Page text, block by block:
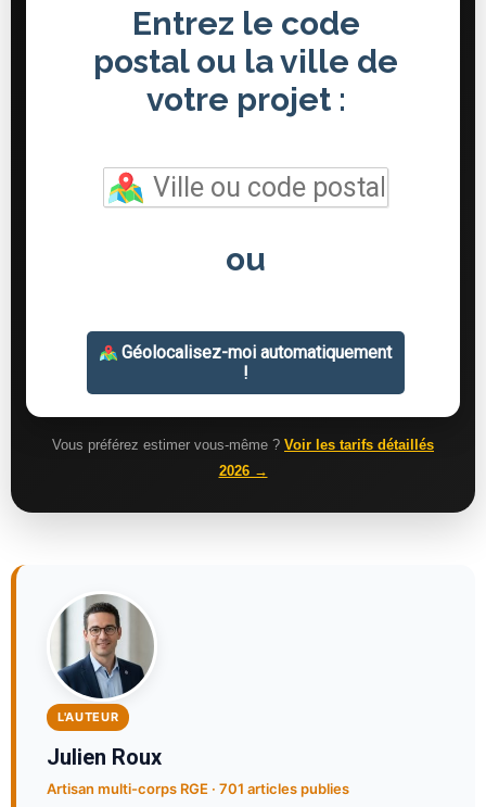
Vous préférez estimer vous-même ? Voir les tarifs détaillés
2026 →
L'AUTEUR
Julien Roux
Artisan multi-corps RGE · 701 articles publies